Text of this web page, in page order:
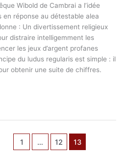
Wibold de Cambrai a l’idée
en réponse au détestable alea
: Un divertissement religieux
distraire intelligemment les
les jeux d’argent profanes
du ludus regularis est simple : il
obtenir une suite de chiffres.
1 … 12 13